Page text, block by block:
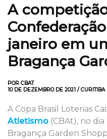
A
janeiro em
Bragança
POR CBAT
10 DE DEZEMBRO DE 2021 / CURITIBA
A Copa Brasil Loterias
Atletismo (CBAt), no
Bragança Garden